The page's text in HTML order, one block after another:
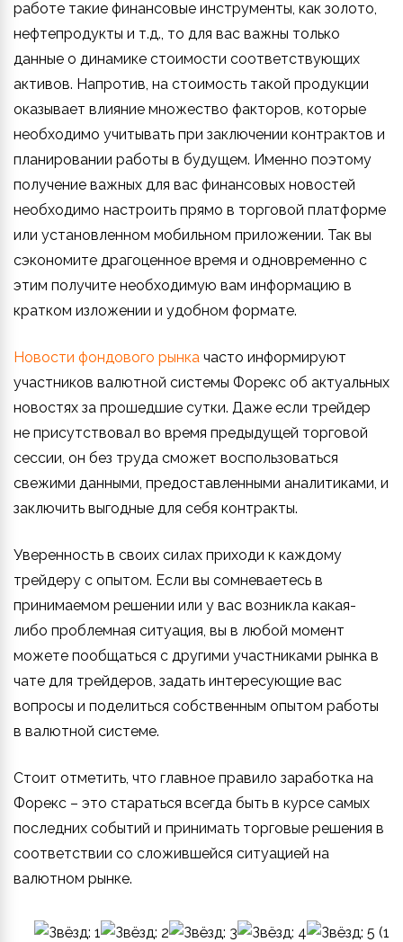
работе такие финансовые инструменты, как золото,
нефтепродукты и т.д., то для вас важны только
данные о динамике стоимости соответствующих
активов. Напротив, на стоимость такой продукции
оказывает влияние множество факторов, которые
необходимо учитывать при заключении контрактов и
планировании работы в будущем. Именно поэтому
получение важных для вас финансовых новостей
необходимо настроить прямо в торговой платформе
или установленном мобильном приложении. Так вы
сэкономите драгоценное время и одновременно с
этим получите необходимую вам информацию в
кратком изложении и удобном формате.
Новости фондового рынка часто информируют
участников валютной системы Форекс об актуальных
новостях за прошедшие сутки. Даже если трейдер
не присутствовал во время предыдущей торговой
сессии, он без труда сможет воспользоваться
свежими данными, предоставленными аналитиками, и
заключить выгодные для себя контракты.
Уверенность в своих силах приходи к каждому
трейдеру с опытом. Если вы сомневаетесь в
принимаемом решении или у вас возникла какая-
либо проблемная ситуация, вы в любой момент
можете пообщаться с другими участниками рынка в
чате для трейдеров, задать интересующие вас
вопросы и поделиться собственным опытом работы
в валютной системе.
Стоит отметить, что главное правило заработка на
Форекс – это стараться всегда быть в курсе самых
последних событий и принимать торговые решения в
соответствии со сложившейся ситуацией на
валютном рынке.
(1